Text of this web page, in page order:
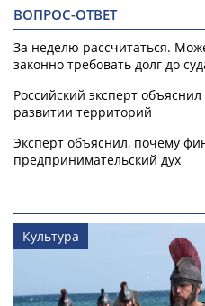
ВОПРОС-ОТВЕТ
За неделю рассчитаться.
законно требовать долг до
Российский эксперт
развитии территорий
Эксперт объяснил, почему
предпринимательский дух
Культура